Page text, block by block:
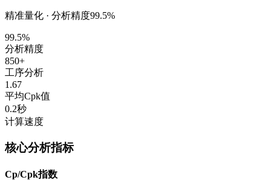
精准量化 · 分析精度99.5%
99.5%
分析精度
850+
工序分析
1.67
平均Cpk值
0.2秒
计算速度
核心分析指标
Cp/Cpk指数